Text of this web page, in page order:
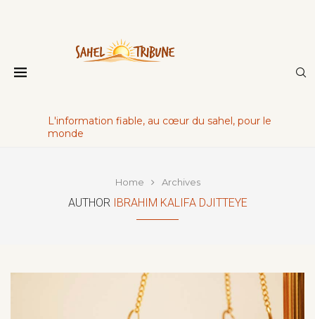
L'information fiable, au cœur du sahel, pour le
monde
Home Archives
AUTHOR IBRAHIM KALIFA DJITTEYE